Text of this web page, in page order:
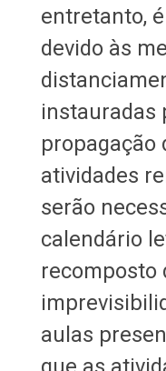
entretanto,
devido às
instauradas
propagação
atividades
serão
calendário
recomposto
aulas